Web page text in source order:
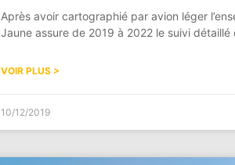
Après avoir cartographié par avion léger
Jaune assure de 2019 à 2022 le suivi détaillé
VOIR PLUS >
10/12/2019